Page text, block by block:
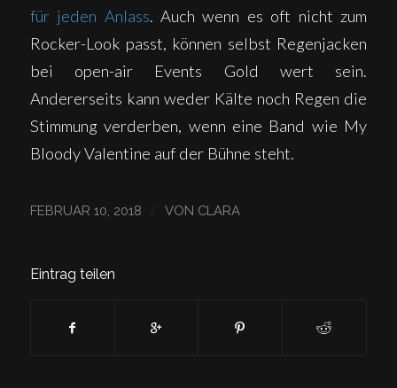
für jeden Anlass. Auch wenn es oft nicht zum
Rocker-Look passt, können selbst Regenjacken
bei open-air Events Gold wert sein.
Andererseits kann weder Kälte noch Regen die
Stimmung verderben, wenn eine Band wie My
Bloody Valentine auf der Bühne steht.
FEBRUAR 10, 2018 VON CLARA
Eintrag teilen